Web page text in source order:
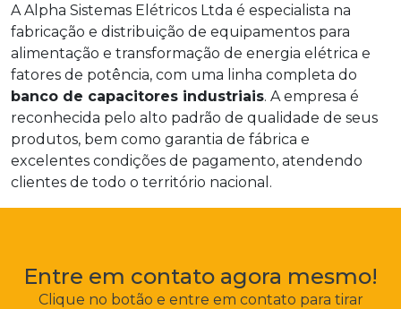
A Alpha Sistemas Elétricos Ltda é especialista na
fabricação e distribuição de equipamentos para
alimentação e transformação de energia elétrica e
fatores de potência, com uma linha completa do
banco de capacitores industriais. A empresa é
reconhecida pelo alto padrão de qualidade de seus
produtos, bem como garantia de fábrica e
excelentes condições de pagamento, atendendo
clientes de todo o território nacional.
Entre em contato agora mesmo!
Clique no botão e entre em contato para tirar